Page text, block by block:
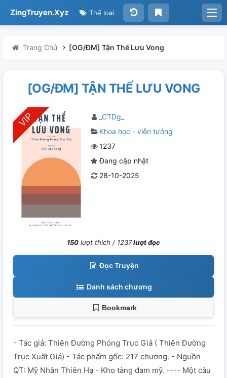
ZingTruyen.Xyz Thể loại
Trang Chủ [OG/ĐM] Tận Thế Lưu Vong
[OG/ĐM] TẬN THẾ LƯU VONG
_CTDg_
Khoa học - viễn tưởng
1237
Đang cập nhật
28-10-2025
150 lượt thích / 1237lượt đọc
Đọc Truyện
Danh sách chương
Bookmark
- Tác giả: Thiên Đường Phóng Trục Giả ( Thiên Đường
Trục Xuất Giả) - Tác phẩm gốc: 217 chương. - Nguồn
QT: Mỹ Nhân Thiên Hạ - Kho tàng đam mỹ. ---- Một câu